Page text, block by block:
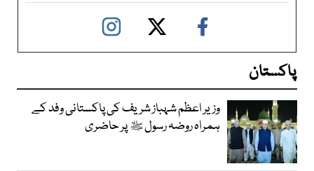
پاکستان
وزیر اعظم شہباز شریف کی پاکستانی وفد کے
ہمراہ روضہ رسول ﷺ پر حاضری